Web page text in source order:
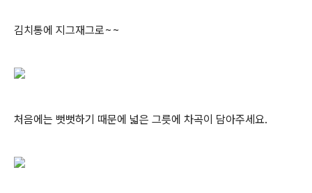
김치통에 지그재그로~~
처음에는 뻣뻣하기 때문에 넓은 그릇에 차곡이 담아주세요.